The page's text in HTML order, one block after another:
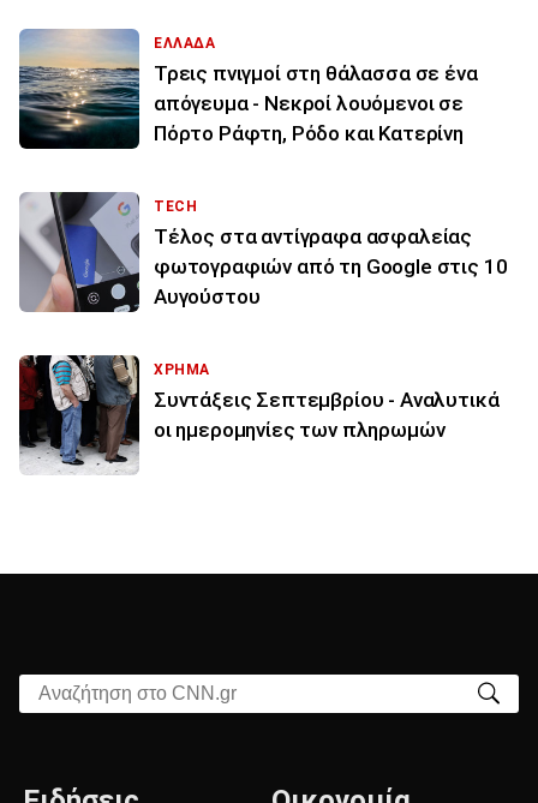
ΕΛΛΑΔΑ
Τρεις πνιγμοί στη θάλασσα σε ένα
απόγευμα - Νεκροί λουόμενοι σε
Πόρτο Ράφτη, Ρόδο και Κατερίνη
TECH
Τέλος στα αντίγραφα ασφαλείας
φωτογραφιών από τη Google στις 10
Αυγούστου
ΧΡΗΜΑ
Συντάξεις Σεπτεμβρίου - Αναλυτικά
οι ημερομηνίες των πληρωμών
Αναζήτηση στο CNN.gr